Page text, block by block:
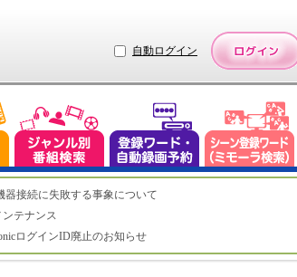
自動ログイン
器接続に失敗する事象について
ンテナンス
ログインID廃止のお知らせ